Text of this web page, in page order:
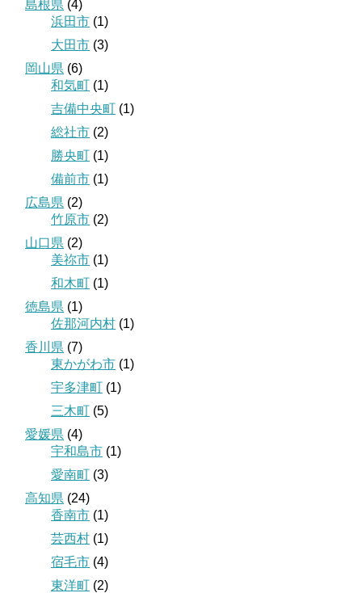
島根県 (4)
浜田市 (1)
大田市 (3)
岡山県 (6)
和気町 (1)
吉備中央町 (1)
総社市 (2)
勝央町 (1)
備前市 (1)
広島県 (2)
竹原市 (2)
山口県 (2)
美祢市 (1)
和木町 (1)
徳島県 (1)
佐那河内村 (1)
香川県 (7)
東かがわ市 (1)
宇多津町 (1)
三木町 (5)
愛媛県 (4)
宇和島市 (1)
愛南町 (3)
高知県 (24)
香南市 (1)
芸西村 (1)
宿毛市 (4)
東洋町 (2)